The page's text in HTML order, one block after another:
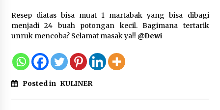
Resep diatas bisa muat 1 martabak yang bisa dibagi
menjadi 24 buah potongan kecil. Bagimana tertarik
unruk mencoba? Selamat masak ya!! @Dewi
Posted in KULINER